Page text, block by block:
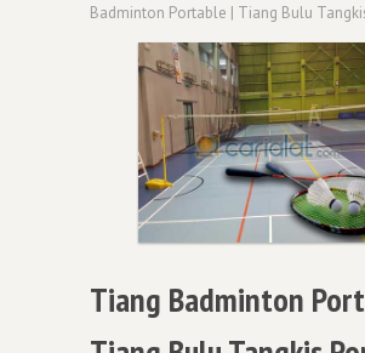
Badminton Portable | Tiang Bulu
Tiang Badminton